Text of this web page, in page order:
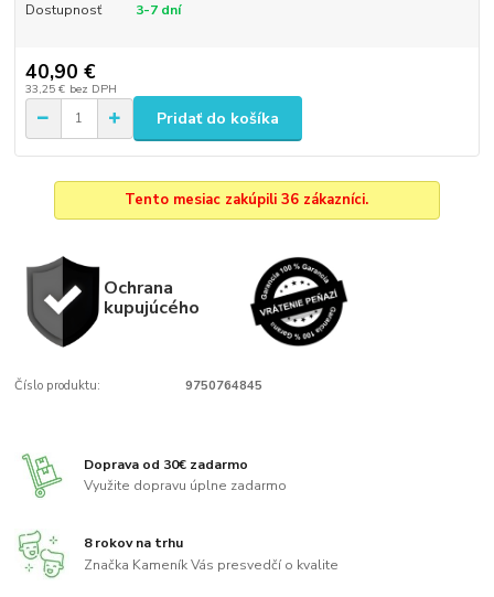
Dostupnosť 3-7 dní
40,90 €
33,25 € bez DPH
Pridať do košíka
Tento mesiac zakúpili 36 zákazníci.
Ochrana
kupujúcého
Číslo produktu: 9750764845
Doprava od 30€ zadarmo
Využite dopravu úplne zadarmo
8 rokov na trhu
Značka Kameník Vás presvedčí o kvalite